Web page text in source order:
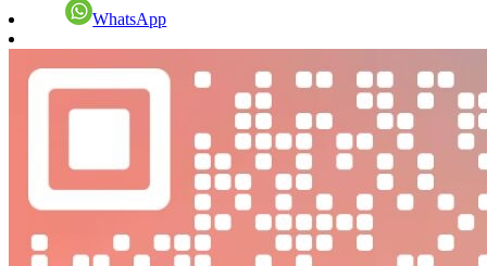
WhatsApp